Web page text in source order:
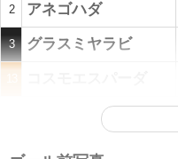
2 アネゴハダ
3 グラスミヤラビ